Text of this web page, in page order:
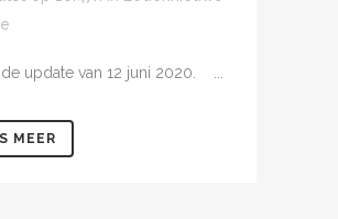
update van 12 juni 2020. ...
MEER